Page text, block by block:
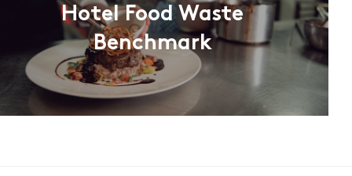
Hotel Food Waste
Benchmark